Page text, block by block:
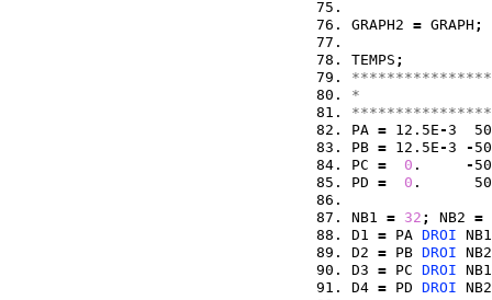
GRAPH2 = GRAPH ;
TEMPS ;
*
PA = 12.5E-3
PB = 12.5E-3 -
PC = 0 . -
PD = 0 .
NB1 = 32 ; NB2 =
D1 = PA DROI
D2 = PB DROI
D3 = PC DROI
D4 = PD DROI